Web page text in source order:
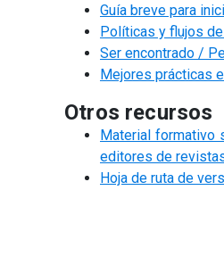
Guía breve para
Políticas y flujos
Ser encontrado /
Mejores prácticas
Otros recursos
Material formativo
editores de
Hoja de ruta de